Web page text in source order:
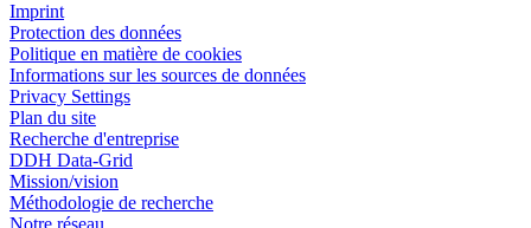
Imprint
Protection des données
Politique en matière de cookies
Informations sur les sources de données
Privacy Settings
Plan du site
Recherche d'entreprise
DDH Data-Grid
Mission/vision
Méthodologie de recherche